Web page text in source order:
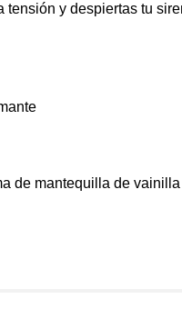
y despiertas tu
de mantequilla de